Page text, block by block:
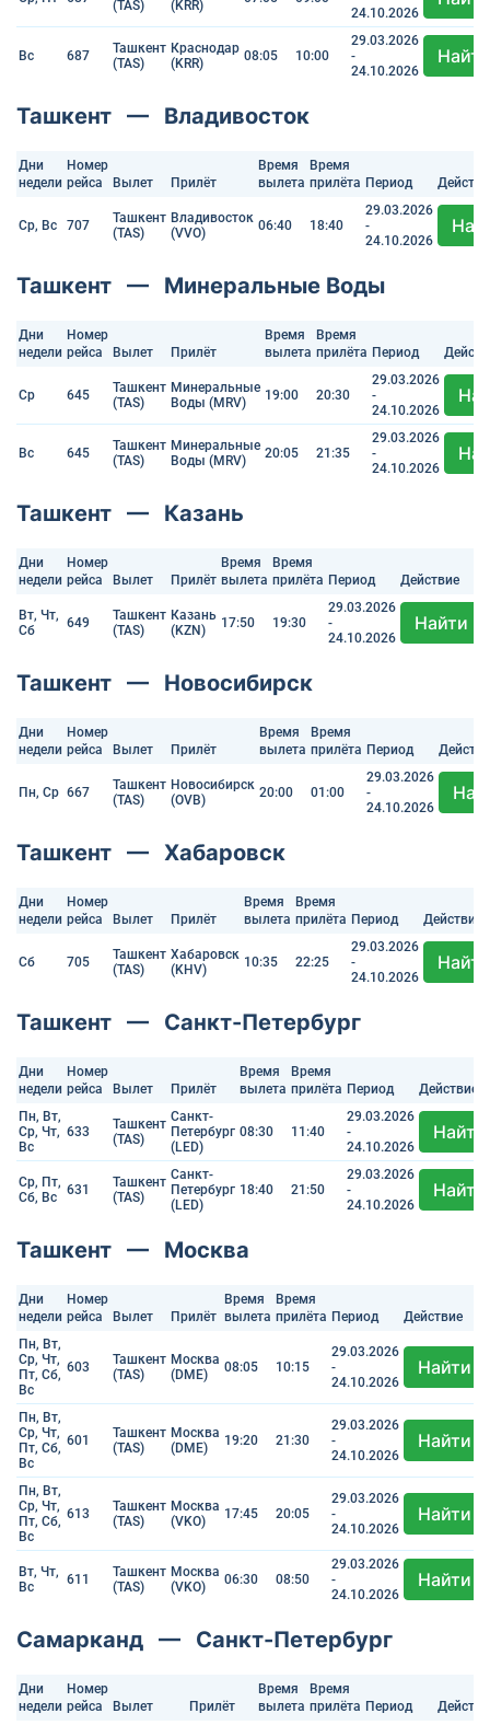
(TAS) (KRR)
24.10.2026
Вс 687
Ташкент
(TAS)
Краснодар
(KRR)
08:05 10:00
29.03.2026
-
24.10.2026
Найти
Ташкент — Владивосток
Дни
недели
Номер
рейса
Вылет Прилёт
Время
вылета
Время
прилёта Период
Ср, Вс 707
Ташкент
(TAS)
Владивосток
(VVO)
06:40 18:40
29.03.2026
-
24.10.2026
Ташкент — Минеральные Воды
Дни
недели
Номер
рейса
Вылет Прилёт
Время
вылета
Время
прилёта Период
Ср 645
Ташкент
(TAS)
Минеральные
Воды (MRV)
19:00 20:30
29.03.2026
-
24.10.2026
Вс 645
Ташкент
(TAS)
Минеральные
Воды (MRV)
20:05 21:35
29.03.2026
-
24.10.2026
Ташкент — Казань
Дни
недели
Номер
рейса
Вылет Прилёт
Время
вылета
Время
прилёта Период Действие
Вт, Чт,
Сб
649
Ташкент
(TAS)
Казань
(KZN)
17:50 19:30
29.03.2026
-
24.10.2026
Найти
Ташкент — Новосибирск
Дни
недели
Номер
рейса
Вылет Прилёт
Время
вылета
Время
прилёта Период
Пн, Ср 667
Ташкент
(TAS)
Новосибирск
(OVB)
20:00 01:00
29.03.2026
-
24.10.2026
Ташкент — Хабаровск
Дни
недели
Номер
рейса
Вылет Прилёт
Время
вылета
Время
прилёта Период Действие
Сб 705
Ташкент
(TAS)
Хабаровск
(KHV)
10:35 22:25
29.03.2026
-
24.10.2026
Найти
Ташкент — Санкт-Петербург
Дни
недели
Номер
рейса
Вылет Прилёт
Время
вылета
Время
прилёта Период
Действие
Пн, Вт,
Ср, Чт,
Вс
633
Ташкент
(TAS)
Санкт-
Петербург
(LED)
08:30 11:40
29.03.2026
-
24.10.2026
Найти
Ср, Пт,
Сб, Вс
631
Ташкент
(TAS)
Санкт-
Петербург
(LED)
18:40 21:50
29.03.2026
-
24.10.2026
Найти
Ташкент — Москва
Дни
недели
Номер
рейса
Вылет Прилёт
Время
вылета
Время
прилёта Период
Действие
Пн, Вт,
Ср, Чт,
Пт, Сб,
Вс
603
Ташкент
(TAS)
Москва
(DME)
08:05 10:15
29.03.2026
-
24.10.2026
Найти
Пн, Вт,
Ср, Чт,
Пт, Сб,
Вс
601
Ташкент
(TAS)
Москва
(DME)
19:20 21:30
29.03.2026
-
24.10.2026
Найти
Пн, Вт,
Ср, Чт,
Пт, Сб,
Вс
613
Ташкент
(TAS)
Москва
(VKO)
17:45 20:05
29.03.2026
-
24.10.2026
Найти
Вт, Чт,
Вс
611
Ташкент
(TAS)
Москва
(VKO)
06:30 08:50
29.03.2026
-
24.10.2026
Найти
Самарканд — Санкт-Петербург
Дни
недели
Номер
рейса
Вылет Прилёт
Время
вылета
Время
прилёта Период